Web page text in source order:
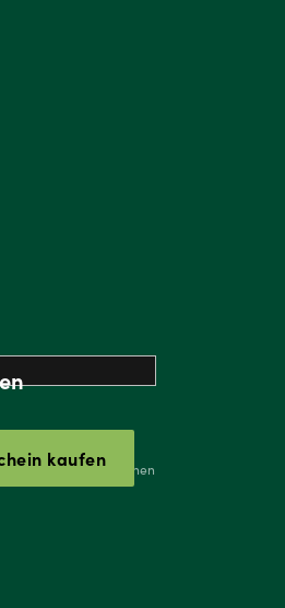
kaufen
oder Download ist
Dies kann, bei Personen